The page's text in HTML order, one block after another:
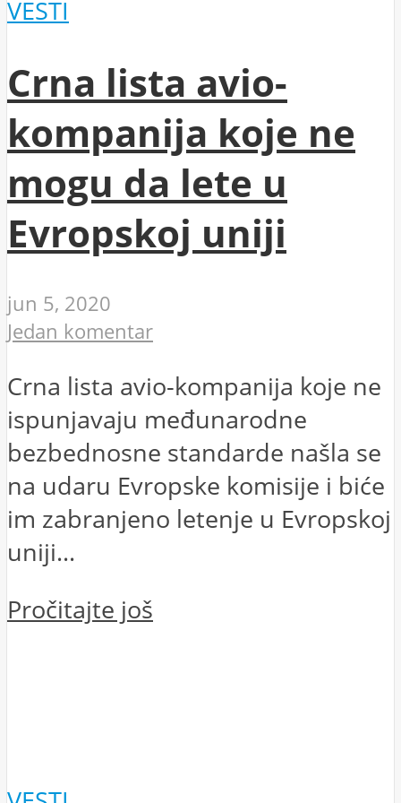
VESTI
Crna lista avio-
kompanija koje ne
mogu da lete u
Evropskoj uniji
jun 5, 2020
Jedan komentar
Crna lista avio-kompanija koje ne
ispunjavaju međunarodne
bezbednosne standarde našla se
na udaru Evropske komisije i biće
im zabranjeno letenje u Evropskoj
uniji...
Pročitajte još